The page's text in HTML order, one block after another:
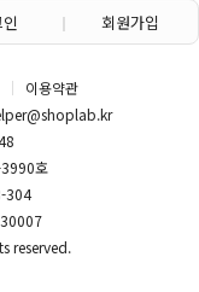
회원가입
이용약관
호
304
reserved.